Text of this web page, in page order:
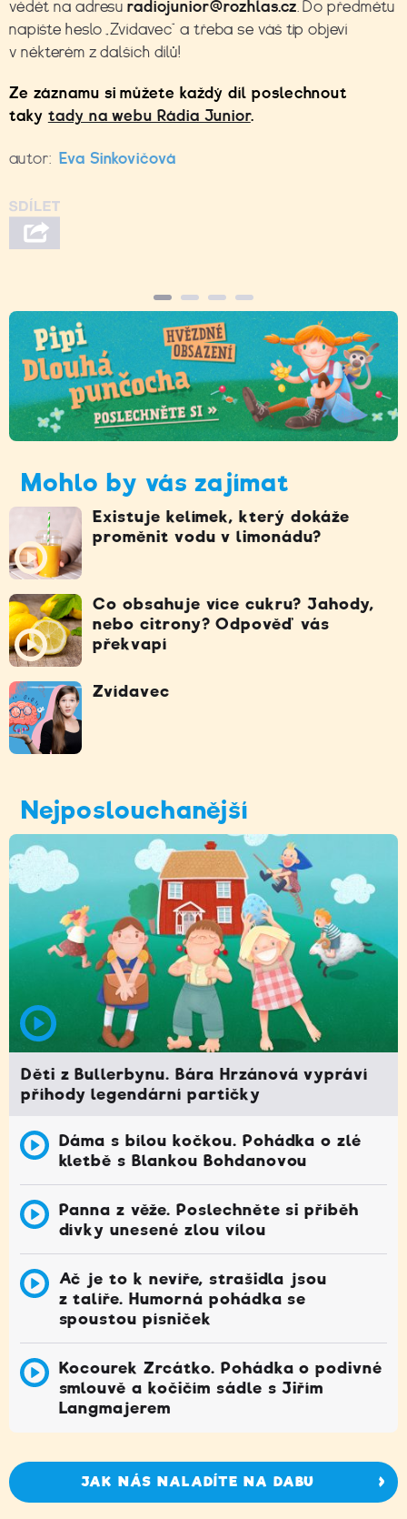
vědět na adresu radiojunior@rozhlas.cz. Do předmětu
napište heslo „Zvídavec“ a třeba se váš tip objeví
v některém z dalších dílů!
Ze záznamu si můžete každý díl poslechnout
taky tady na webu Rádia Junior.
autor: Eva Sinkovičová
Mohlo by vás zajímat
Existuje kelímek, který dokáže
proměnit vodu v limonádu?
Co obsahuje více cukru? Jahody,
nebo citrony? Odpověď vás
překvapí
Zvídavec
Nejposlouchanější
Děti z Bullerbynu. Bára Hrzánová vypráví
příhody legendární partičky
Dáma s bílou kočkou. Pohádka o zlé
kletbě s Blankou Bohdanovou
Panna z věže. Poslechněte si příběh
dívky unesené zlou vílou
Ač je to k nevíře, strašidla jsou
z talíře. Humorná pohádka se
spoustou písniček
Kocourek Zrcátko. Pohádka o podivné
smlouvě a kočičím sádle s Jiřím
Langmajerem
JAK NÁS NALADÍTE NA DABU